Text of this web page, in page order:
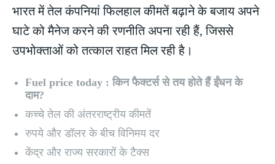
भारत में तेल कंपनियां फिलहाल कीमतें बढ़ाने के बजाय अपने
घाटे को मैनेज करने की रणनीति अपना रही हैं, जिससे
उपभोक्ताओं को तत्काल राहत मिल रही है।
Fuel price today : किन फैक्टर्स से तय होते हैं ईंधन के
दाम?
कच्चे तेल की अंतरराष्ट्रीय कीमतें
रुपये और डॉलर के बीच विनिमय दर
केंद्र और राज्य सरकारों के टैक्स